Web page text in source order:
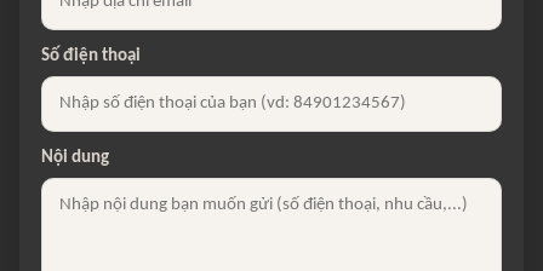
Số điện thoại
Nội dung